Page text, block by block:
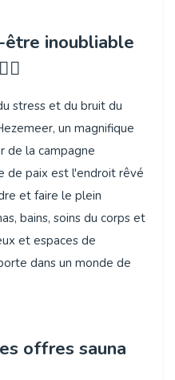
être inoubliable
stress et du bruit du
un magnifique
de la campagne
de paix est l'endroit rêvé
et faire le plein
bains, soins du corps et
et espaces de
dans un monde de
offres sauna